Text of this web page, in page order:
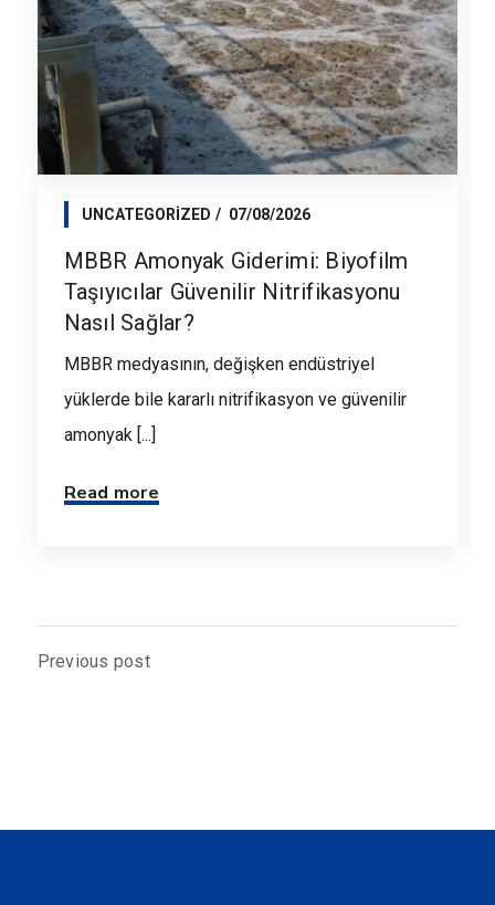
UNCATEGORIZED 07/08/2026
MBBR Amonyak Giderimi: Biyofilm
Taşıyıcılar Güvenilir Nitrifikasyonu
Nasıl Sağlar?
MBBR medyasının, değişken endüstriyel
yüklerde bile kararlı nitrifikasyon ve güvenilir
amonyak [...]
Read more
Previous post